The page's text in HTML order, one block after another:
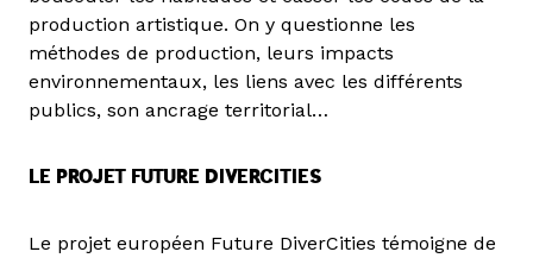
production artistique. On y questionne les
méthodes de production, leurs impacts
environnementaux, les liens avec les différents
publics, son ancrage territorial…
LE PROJET FUTURE DIVERCITIES
Le projet européen Future DiverCities témoigne de